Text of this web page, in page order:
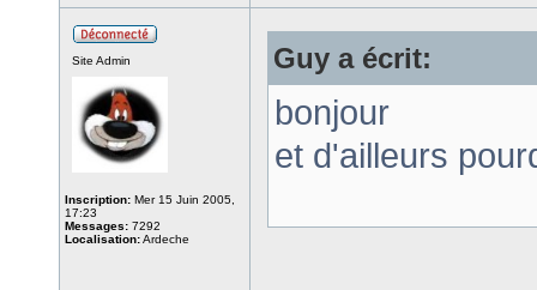
Site Admin
Inscription: Mer 15 Juin 2005,
17:23
Messages: 7292
Localisation:Ardeche
Guy a écrit:
bonjour
et d'ailleurs